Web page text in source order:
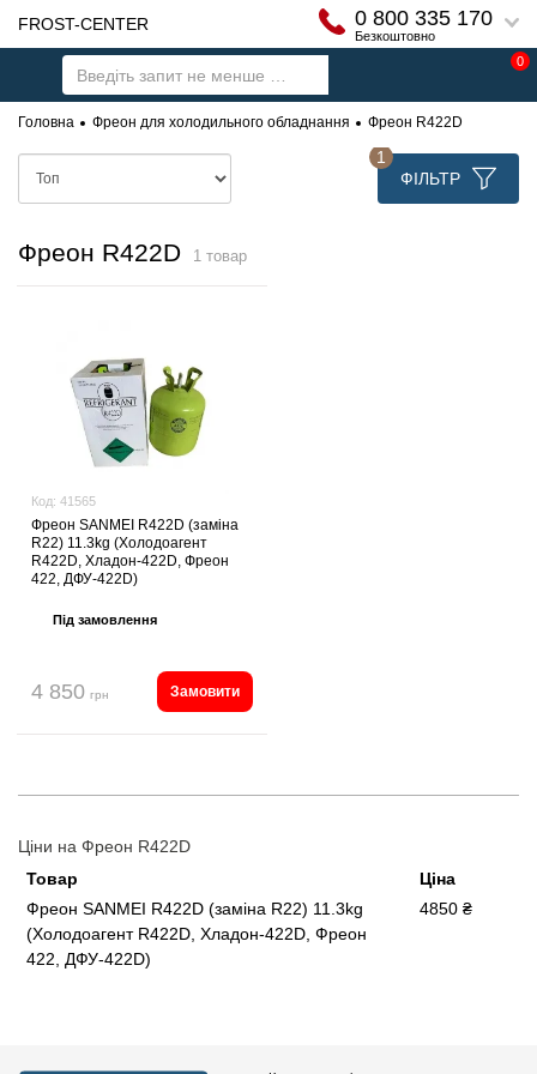
FROST-CENTER 0 800 335 170
Безкоштовно
0
Головна Фреон для холодильного обладнання Фреон R422D
ФІЛЬТР
1
Фреон R422D 1 товар
Код: 41565
Фреон SANMEI R422D (заміна
R22) 11.3kg (Холодоагент
R422D, Хладон-422D, Фреон
422, ДФУ-422D)
Під замовлення
4 850 грн Замовити
Ціни на Фреон R422D
Товар
Ціна
Фреон SANMEI R422D (заміна R22) 11.3kg
(Холодоагент R422D, Хладон-422D, Фреон
422, ДФУ-422D)
4850 ₴